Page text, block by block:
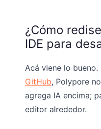
¿Cómo
IDE para
Acá viene lo bueno.
GitHub, Polypore
agrega IA encima;
editor alrededor.